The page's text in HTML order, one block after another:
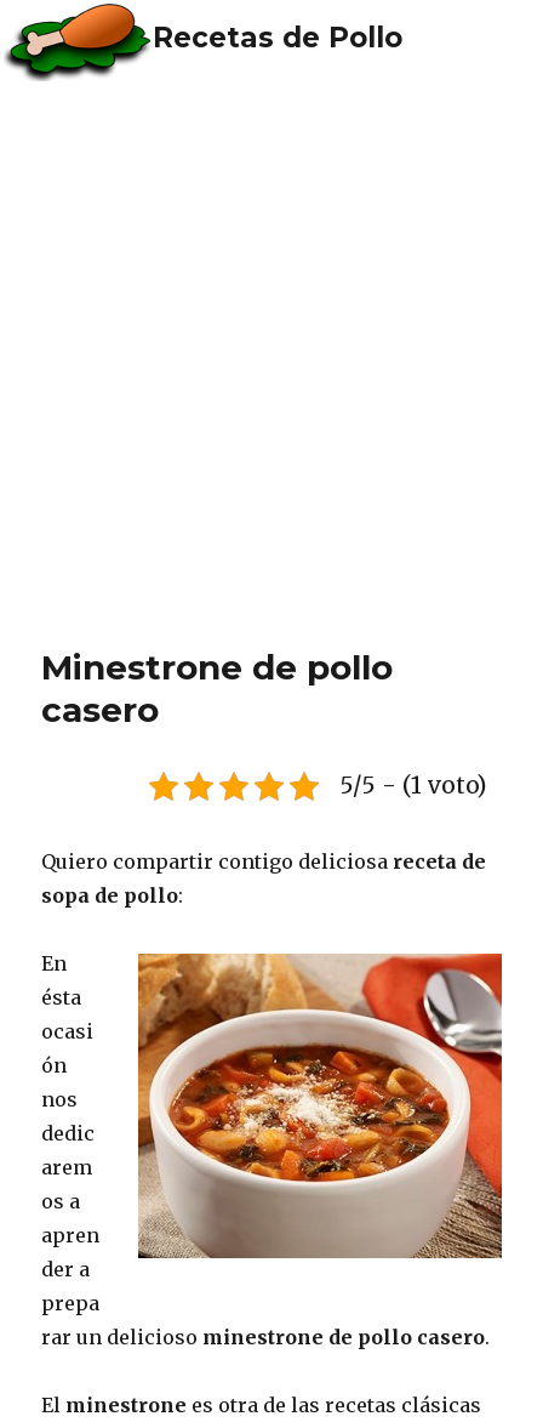
Recetas de Pollo
Minestrone de pollo
casero
5/5 - (1 voto)
Quiero compartir contigo deliciosa receta de
sopa de pollo:
En
ésta
ocasi
ón
nos
dedic
arem
os a
apren
der a
prepa
rar un delicioso minestrone de pollo casero.
El minestrone es otra de las recetas clásicas